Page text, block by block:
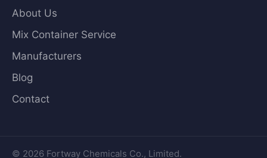
About Us
Mix Container Service
Manufacturers
Blog
Contact
© 2026 Fortway Chemicals Co., Limited.